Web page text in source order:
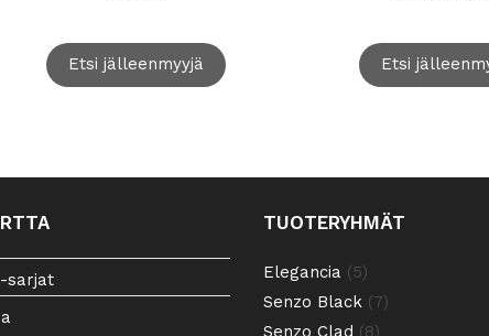
Etsi jälleenmyyjä Etsi
sarjat
TUOTERYHMÄT
Elegancia 55
tuotetta
Senzo Black 77
Senzo Clad 88